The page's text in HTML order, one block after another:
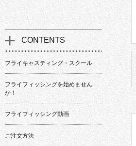
CONTENTS
フライキャスティング・スクール
フライフィッシングを始めません
か！
フライフィッシング動画
ご注文方法